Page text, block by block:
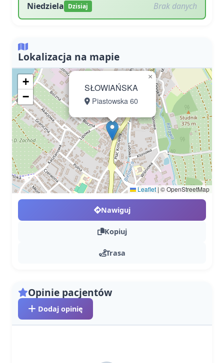
Niedziela Dzisiaj Brak danych
Lokalizacja na mapie
SŁOWIAŃSKA
Piastowska 60
×
+
−
Leaflet | © OpenStreetMap
Nawiguj
Kopiuj
Trasa
Opinie pacjentów
Dodaj opinię